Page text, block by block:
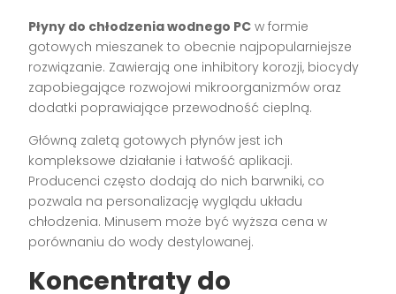
Płyny do chłodzenia wodnego PC w formie
gotowych mieszanek to obecnie najpopularniejsze
rozwiązanie. Zawierają one inhibitory korozji, biocydy
zapobiegające rozwojowi mikroorganizmów oraz
dodatki poprawiające przewodność cieplną.
Główną zaletą gotowych płynów jest ich
kompleksowe działanie i łatwość aplikacji.
Producenci często dodają do nich barwniki, co
pozwala na personalizację wyglądu układu
chłodzenia. Minusem może być wyższa cena w
porównaniu do wody destylowanej.
Koncentraty do